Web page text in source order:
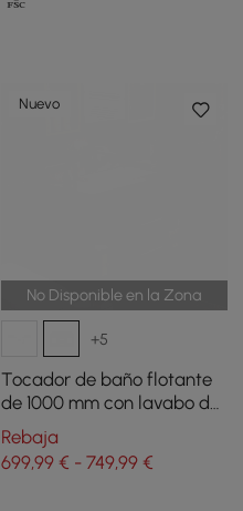
No Disponible en la Zona
Nuevo
+5
Tocador de baño flotante
de 1000 mm con lavabo de
piedra sinterizada, negro y
gris
Rebaja
699,99 € - 749,99 €